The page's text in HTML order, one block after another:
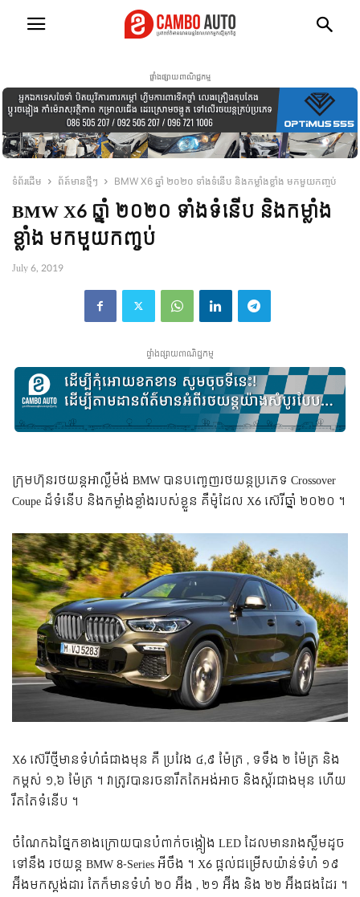
ផ្ទាំងផ្សាយពាណិជ្ជកម្ម
ទំព័រដើម ព័ត៍មានថ្មីៗ BMW X6 ឆ្នាំ ២០២០ ទាំងទំនើប និងកម្លាំងខ្លាំង មកមួយកញ្ចប់
BMW X6 ឆ្នាំ ២០២០ ទាំងទំនើប និងកម្លាំង
ខ្លាំង មកមួយកញ្ចប់
July 6, 2019
ផ្ទាំងផ្សាយពាណិជ្ជកម្ម
ក្រុមហ៊ុនរថយន្តអាល្លឺម៉ង់ BMW បាន​បញ្ចេញ​រថយន្ត​ប្រភេទ Crossover
Coupe ដ៏ទំនើប និង​កម្លាំងខ្លាំងរបស់ខ្លួន គឺម៉ូ​ដែល X6 ស៊េរីឆ្នាំ ២០២០ ។
X6 ស៊េរី​ថ្មី​មាន​ទំហំ​ធំ​ជាង​មុន គឺ ប្រវែង ៤,៩ ម៉ែត្រ , ទទឹង ២ ម៉ែត្រ និង
កម្ពស់ ១,៦ ម៉ែត្រ ។ វា​ត្រូវ​បាន​រចនា​រឹតតែ​អង់អាច និង​ស្ព័រ​ជាង​មុន ហើយ
រឹតតែទំនើប ។
ចំណែកឯ​ផ្នែក​ខាងក្រោយ​បាន​បំពាក់​ចង្កៀង LED ដែលមាន​រាង​ស្លី​ម​ដូច​
ទៅនឹង រថយន្ត BMW 8-Series អីចឹង ។ X6 ផ្តល់​ជម្រើស​យ៉ាន់​ទំហំ ១៩
អ៊ីង​មក​ស្តង់ដារ តែ​ក៏​មាន​ទំហំ ២០ អ៊ីង , ២១ អ៊ីង និង ២២ អ៊ីង​ផងដែរ ។